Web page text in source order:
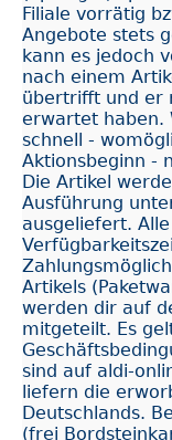
Filiale vorrätig
Angebote stets
kann es jedoch
nach einem
übertrifft und er
erwartet haben.
schnell -
Aktionsbeginn -
Die Artikel
Ausführung
ausgeliefert.
Artikels
werden dir auf
mitgeteilt. Es
sind auf aldi-
liefern die
Deutschlands.
(frei